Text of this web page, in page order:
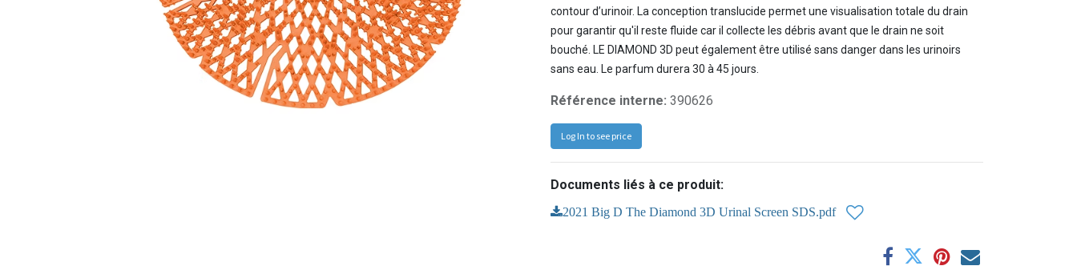
contour d’urinoir. La conception translucide permet une visualisation totale du drain
pour garantir qu'il reste fluide car il collecte les débris avant que le drain ne soit
bouché. LE DIAMOND 3D peut également être utilisé sans danger dans les urinoirs
sans eau. Le parfum durera 30 à 45 jours.
Référence interne: 390626
Log In to see price
Documents liés à ce produit:
2021 Big D The Diamond 3D Urinal Screen SDS.pdf